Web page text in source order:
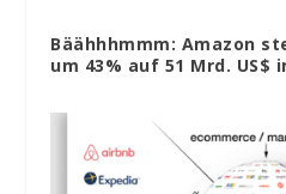
Bäähhhmmm: Amazon
um 43% auf 51 Mrd. US$